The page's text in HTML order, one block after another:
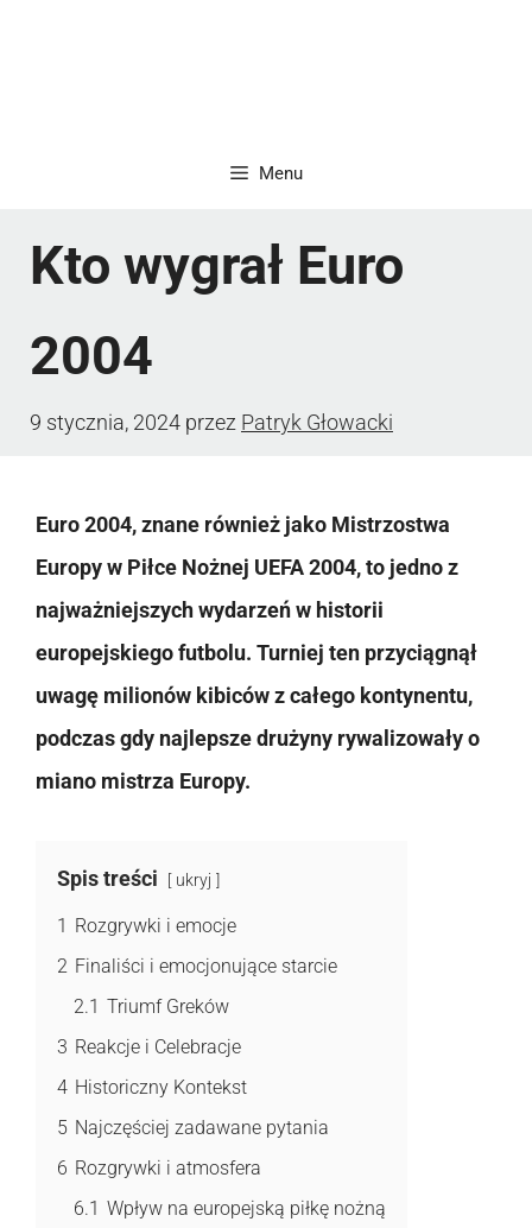
Menu
Kto wygrał Euro
2004
9 stycznia, 2024 przez Patryk Głowacki
Euro 2004, znane również jako Mistrzostwa
Europy w Piłce Nożnej UEFA 2004, to jedno z
najważniejszych wydarzeń w historii
europejskiego futbolu. Turniej ten przyciągnął
uwagę milionów kibiców z całego kontynentu,
podczas gdy najlepsze drużyny rywalizowały o
miano mistrza Europy.
Spis treści ukryj
1 Rozgrywki i emocje
2 Finaliści i emocjonujące starcie
2.1 Triumf Greków
3 Reakcje i Celebracje
4 Historiczny Kontekst
5 Najczęściej zadawane pytania
6 Rozgrywki i atmosfera
6.1 Wpływ na europejską piłkę nożną